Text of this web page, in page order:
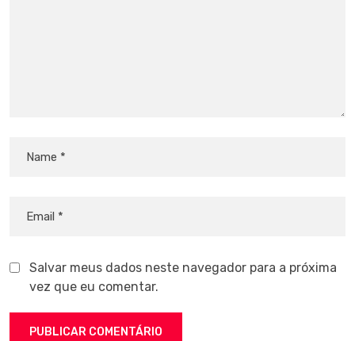
Salvar meus dados neste navegador para a próxima
vez que eu comentar.